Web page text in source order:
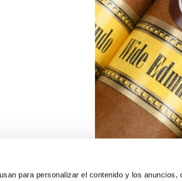
para personalizar el contenido y los anuncios,